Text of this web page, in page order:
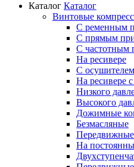
Каталог Каталог
Винтовые
С ременным
С прямым
С частотным
На ресивере
С осушителем
На ресивере
Низкого
Высокого
Дожимные
Безмасляные
Передвижные
На